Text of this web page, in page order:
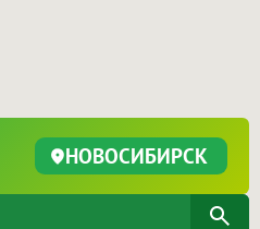
НОВОСИБИРСК